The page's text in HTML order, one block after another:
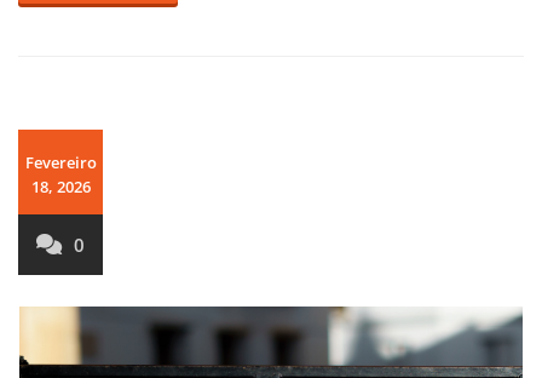
Fevereiro
18, 2026
0